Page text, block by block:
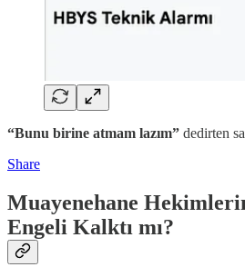
“Bunu birine atmam lazım” dedirten
Share
Muayenehane
Engeli Kalktı mı?